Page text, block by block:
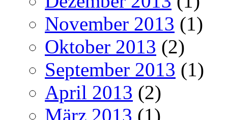
November 2013 (1)
Oktober 2013 (2)
September 2013 (1)
April 2013 (2)
März 2013 (1)